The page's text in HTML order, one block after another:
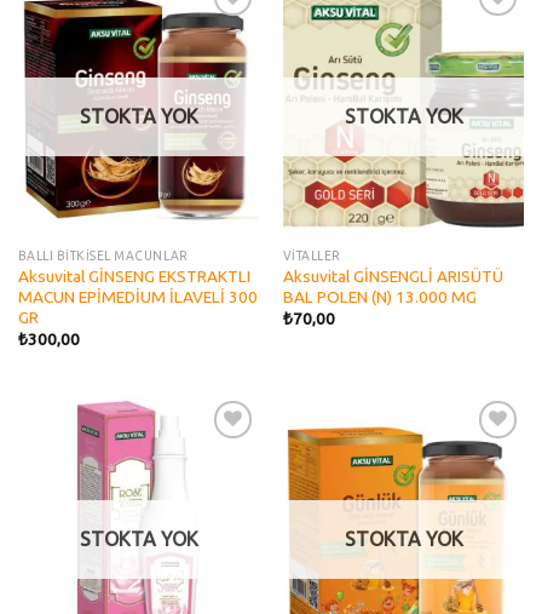
Add to
wishlist
STOKTA YOK
BALLI BİTKİSEL MACUNLAR
Aksuvital GİNSENG EKSTRAKTLI
MACUN EPİMEDİUM İLAVELİ 300
GR
₺300,00
wishlist
STOKTA YOK
VİTALLER
Aksuvital GİNSENGLİ ARISÜTÜ
BAL POLEN (N) 13.000 MG
₺70,00
STOKTA YOK
Add to
wishlist
STOKTA YOK